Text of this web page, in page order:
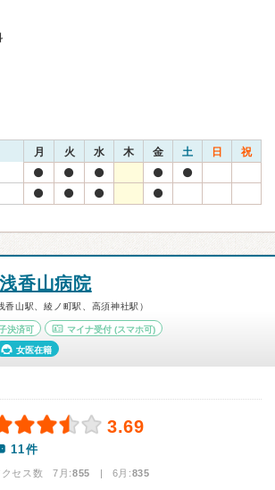
月 火 水 木 金 土 日 祝
香山病院
山駅、綾ノ町駅、高須神社駅）
決済可 マイナ受付 (スマホ可)
女医在籍
3.69
11件
クセス数 7月:855 | 6月:835